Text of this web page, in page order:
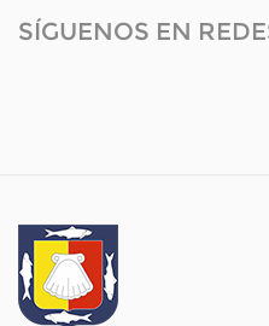
SÍGUENOS EN